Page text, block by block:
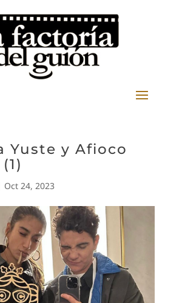
Yuste y Afioco
Oct 24, 2023